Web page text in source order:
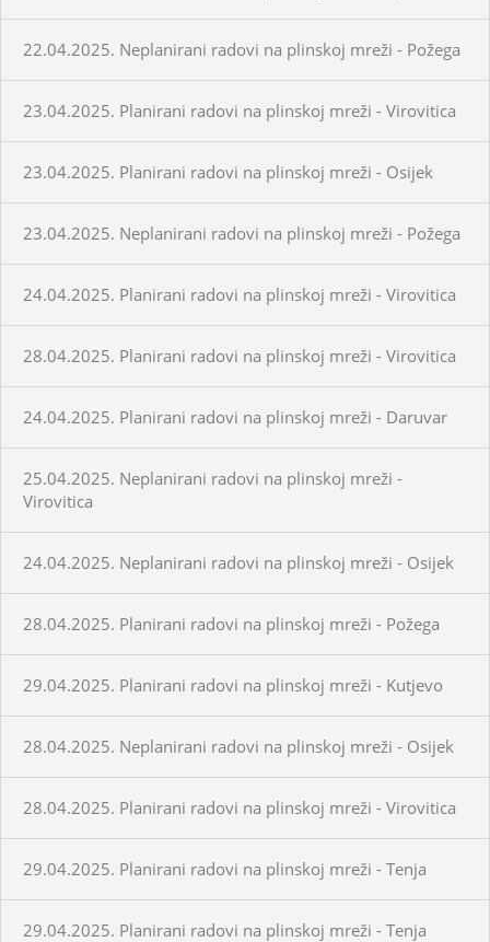
22.04.2025. Neplanirani radovi na plinskoj mreži - Požega
23.04.2025. Planirani radovi na plinskoj mreži - Virovitica
23.04.2025. Planirani radovi na plinskoj mreži - Osijek
23.04.2025. Neplanirani radovi na plinskoj mreži - Požega
24.04.2025. Planirani radovi na plinskoj mreži - Virovitica
28.04.2025. Planirani radovi na plinskoj mreži - Virovitica
24.04.2025. Planirani radovi na plinskoj mreži - Daruvar
25.04.2025. Neplanirani radovi na plinskoj mreži -
Virovitica
24.04.2025. Neplanirani radovi na plinskoj mreži - Osijek
28.04.2025. Planirani radovi na plinskoj mreži - Požega
29.04.2025. Planirani radovi na plinskoj mreži - Kutjevo
28.04.2025. Neplanirani radovi na plinskoj mreži - Osijek
28.04.2025. Planirani radovi na plinskoj mreži - Virovitica
29.04.2025. Planirani radovi na plinskoj mreži - Tenja
29.04.2025. Planirani radovi na plinskoj mreži - Tenja